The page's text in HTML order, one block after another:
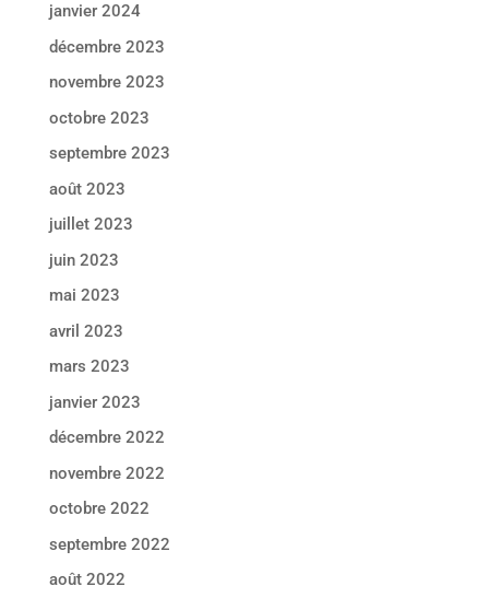
janvier 2024
décembre 2023
novembre 2023
octobre 2023
septembre 2023
août 2023
juillet 2023
juin 2023
mai 2023
avril 2023
mars 2023
janvier 2023
décembre 2022
novembre 2022
octobre 2022
septembre 2022
août 2022